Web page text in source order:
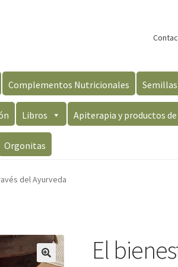
Complementos Nutricionales Semillas
Libros Apiterapia y productos
Orgonitas
del Ayurveda
El